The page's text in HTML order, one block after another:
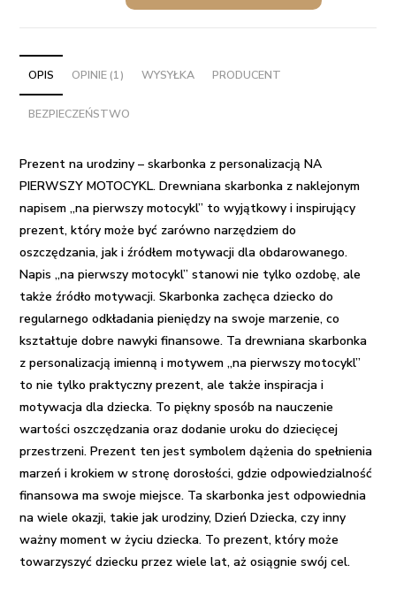
-
skarbonka
z
personalizacją
PIERWSZY
MOTOCYKL
OPIS OPINIE (1) WYSYŁKA PRODUCENT
BEZPIECZEŃSTWO
Prezent na urodziny – skarbonka z personalizacją NA
PIERWSZY MOTOCYKL.Drewniana skarbonka z naklejonym
napisem „na pierwszy motocykl” to wyjątkowy i inspirujący
prezent, który może być zarówno narzędziem do
oszczędzania, jak i źródłem motywacji dla obdarowanego.
Napis „na pierwszy motocykl” stanowi nie tylko ozdobę, ale
także źródło motywacji. Skarbonka zachęca dziecko do
regularnego odkładania pieniędzy na swoje marzenie, co
kształtuje dobre nawyki finansowe. Ta drewniana skarbonka
z personalizacją imienną i motywem „na pierwszy motocykl”
to nie tylko praktyczny prezent, ale także inspiracja i
motywacja dla dziecka. To piękny sposób na nauczenie
wartości oszczędzania oraz dodanie uroku do dziecięcej
przestrzeni. Prezent ten jest symbolem dążenia do spełnienia
marzeń i krokiem w stronę dorosłości, gdzie odpowiedzialność
finansowa ma swoje miejsce. Ta skarbonka jest odpowiednia
na wiele okazji, takie jak urodziny, Dzień Dziecka, czy inny
ważny moment w życiu dziecka. To prezent, który może
towarzyszyć dziecku przez wiele lat, aż osiągnie swój cel.